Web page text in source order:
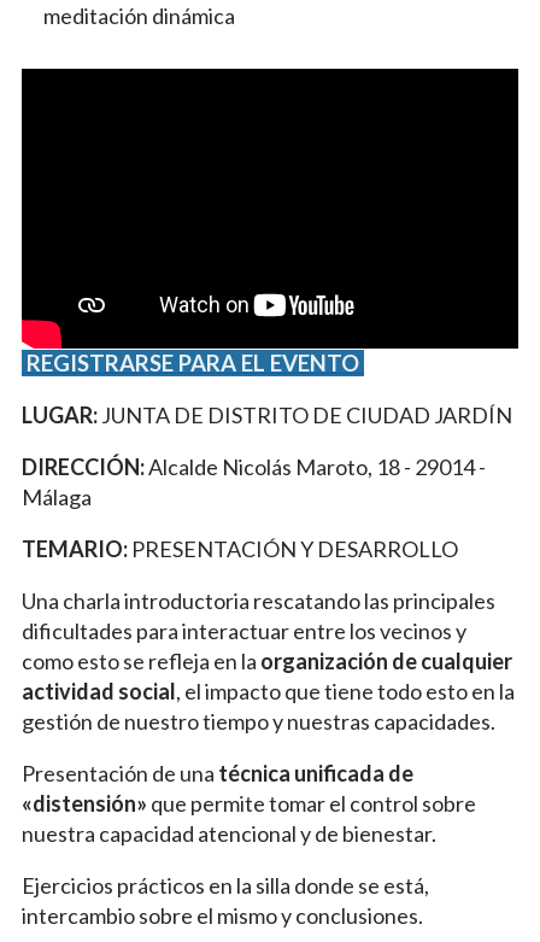
meditación dinámica
REGISTRARSE PARA EL EVENTO
LUGAR:JUNTA DE DISTRITO DE CIUDAD JARDÍN
DIRECCIÓN:Alcalde Nicolás Maroto, 18 - 29014 -
Málaga
TEMARIO: PRESENTACIÓN Y DESARROLLO
Una charla introductoria rescatando las principales
dificultades para interactuar entre los vecinos y
como esto se refleja en la organización de cualquier
actividad social, el impacto que tiene todo esto en la
gestión de nuestro tiempo y nuestras capacidades.
Presentación de una técnica unificada de
«distensión» que permite tomar el control sobre
nuestra capacidad atencional y de bienestar.
Ejercicios prácticos en la silla donde se está,
intercambio sobre el mismo y conclusiones.